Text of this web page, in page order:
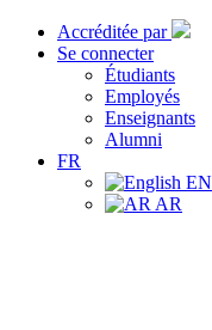
Accréditée par
Se connecter
Étudiants
Employés
Enseignants
Alumni
FR
EN
AR